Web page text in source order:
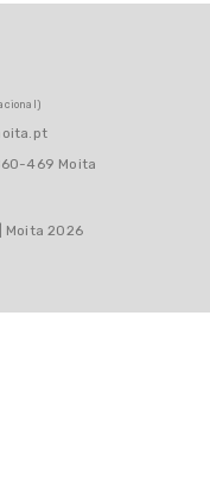
469 Moita
Moita 2026